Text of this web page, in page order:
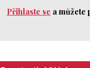
Přihlaste se a můžete